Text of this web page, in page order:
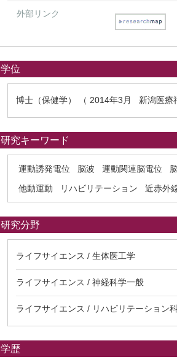
外部リンク
学位
博士（保健学） （ 2014年3月 新潟医療
研究キーワード
運動誘発電位 脳波 運動関連脳電位
他動運動
リハビリテーション 近赤外
研究分野
ライフサイエンス / 生体医工学
ライフサイエンス / 神経科学一般
ライフサイエンス / リハビリテーション
学歴